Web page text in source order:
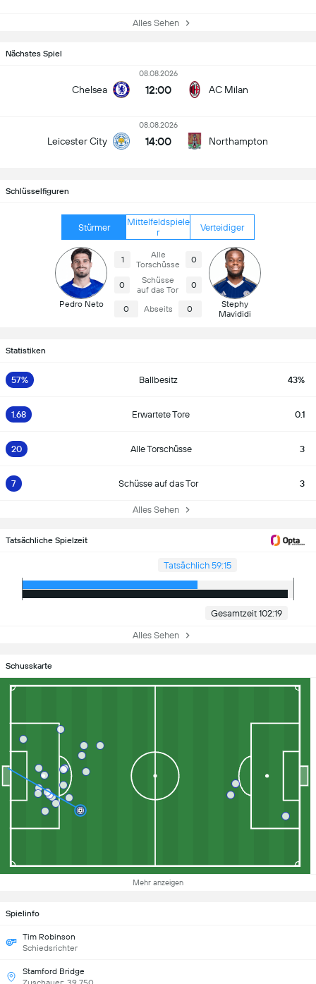
Alles Sehen
Nächstes Spiel
Chelsea
08.08.2026
12:00 AC Milan
Leicester City
08.08.2026
14:00 Northampton
Schlüsselfiguren
Stürmer
Mittelfeldspiele
r
Verteidiger
Pedro Neto
1
Alle
Torschüsse
0
0
Schüsse
auf das Tor
0
0 Abseits 0
Stephy
Mavididi
Statistiken
57% Ballbesitz 43%
1.68 Erwartete Tore 0.1
20 Alle Torschüsse 3
7 Schüsse auf das Tor 3
Alles Sehen
Tatsächliche Spielzeit
Tatsächlich 59:15
Gesamtzeit 102:19
Alles Sehen
Schusskarte
Mehr anzeigen
Spielinfo
Tim Robinson
Schiedsrichter
Stamford Bridge